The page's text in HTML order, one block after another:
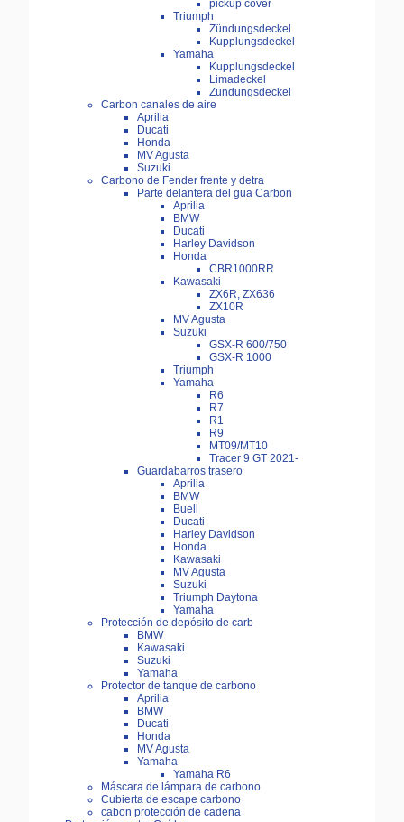
pickup cover
Triumph
Zündungsdeckel
Kupplungsdeckel
Yamaha
Kupplungsdeckel
Limadeckel
Zündungsdeckel
Carbon canales de aire
Aprilia
Ducati
Honda
MV Agusta
Suzuki
Carbono de Fender frente y detra
Parte delantera del gua Carbon
Aprilia
BMW
Ducati
Harley Davidson
Honda
CBR1000RR
Kawasaki
ZX6R, ZX636
ZX10R
MV Agusta
Suzuki
GSX-R 600/750
GSX-R 1000
Triumph
Yamaha
R6
R7
R1
R9
MT09/MT10
Tracer 9 GT 2021-
Guardabarros trasero
Aprilia
BMW
Buell
Ducati
Harley Davidson
Honda
Kawasaki
MV Agusta
Suzuki
Triumph Daytona
Yamaha
Protección de depósito de carb
BMW
Kawasaki
Suzuki
Yamaha
Protector de tanque de carbono
Aprilia
BMW
Ducati
Honda
MV Agusta
Yamaha
Yamaha R6
Máscara de lámpara de carbono
Cubierta de escape carbono
cabon protección de cadena